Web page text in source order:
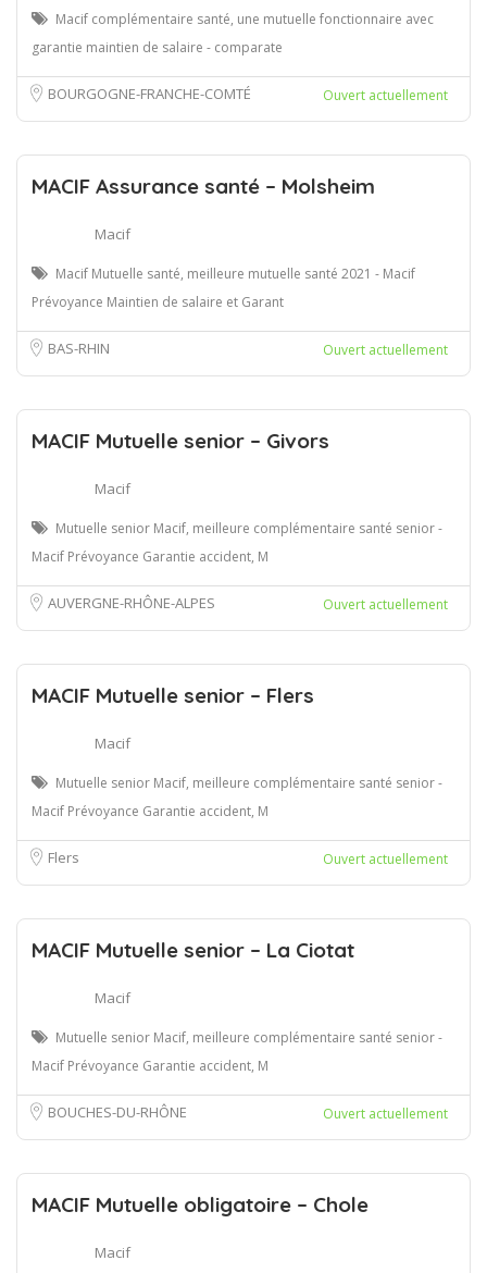
Macif complémentaire santé, une mutuelle fonctionnaire avec
garantie maintien de salaire - comparate
BOURGOGNE-FRANCHE-COMTÉ Ouvert actuellement
MACIF Assurance santé – Molsheim
Macif
Macif Mutuelle santé, meilleure mutuelle santé 2021 - Macif
Prévoyance Maintien de salaire et Garant
BAS-RHIN Ouvert actuellement
MACIF Mutuelle senior – Givors
Macif
Mutuelle senior Macif, meilleure complémentaire santé senior -
Macif Prévoyance Garantie accident, M
AUVERGNE-RHÔNE-ALPES Ouvert actuellement
MACIF Mutuelle senior – Flers
Macif
Mutuelle senior Macif, meilleure complémentaire santé senior -
Macif Prévoyance Garantie accident, M
Flers Ouvert actuellement
MACIF Mutuelle senior – La Ciotat
Macif
Mutuelle senior Macif, meilleure complémentaire santé senior -
Macif Prévoyance Garantie accident, M
BOUCHES-DU-RHÔNE Ouvert actuellement
MACIF Mutuelle obligatoire – Chole
Macif